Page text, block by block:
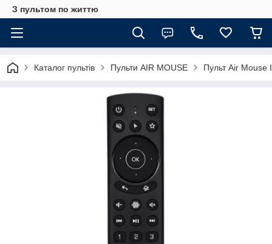
З пультом по життю
Каталог пультів Пульти AIR MOUSE Пульт Air Mouse